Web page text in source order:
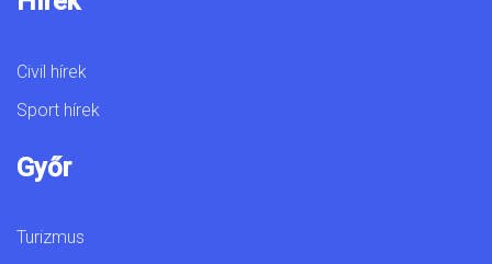
Civil hírek
Sport hírek
Győr
Turizmus